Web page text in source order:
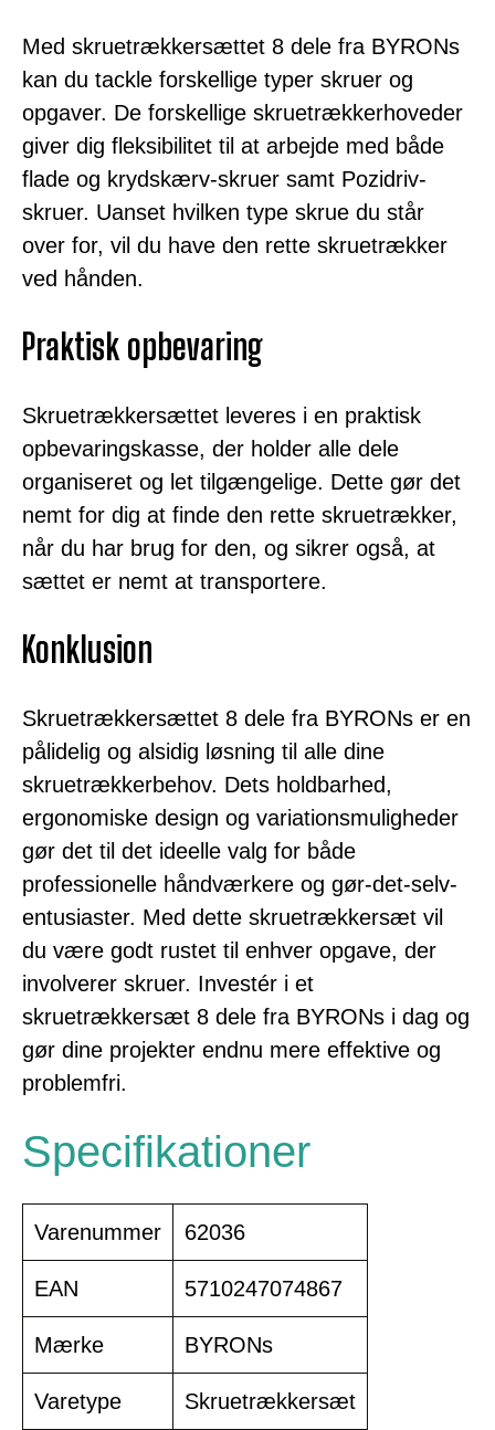
Med skruetrækkersættet 8 dele fra BYRONs
kan du tackle forskellige typer skruer og
opgaver. De forskellige skruetrækkerhoveder
giver dig fleksibilitet til at arbejde med både
flade og krydskærv-skruer samt Pozidriv-
skruer. Uanset hvilken type skrue du står
over for, vil du have den rette skruetrækker
ved hånden.
Praktisk opbevaring
Skruetrækkersættet leveres i en praktisk
opbevaringskasse, der holder alle dele
organiseret og let tilgængelige. Dette gør det
nemt for dig at finde den rette skruetrækker,
når du har brug for den, og sikrer også, at
sættet er nemt at transportere.
Konklusion
Skruetrækkersættet 8 dele fra BYRONs er en
pålidelig og alsidig løsning til alle dine
skruetrækkerbehov. Dets holdbarhed,
ergonomiske design og variationsmuligheder
gør det til det ideelle valg for både
professionelle håndværkere og gør-det-selv-
entusiaster. Med dette skruetrækkersæt vil
du være godt rustet til enhver opgave, der
involverer skruer. Investér i et
skruetrækkersæt 8 dele fra BYRONs i dag og
gør dine projekter endnu mere effektive og
problemfri.
Specifikationer
Varenummer 62036
EAN 5710247074867
Mærke BYRONs
Varetype Skruetrækkersæt